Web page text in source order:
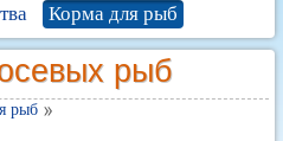
Корма для рыб
рыб
рыб